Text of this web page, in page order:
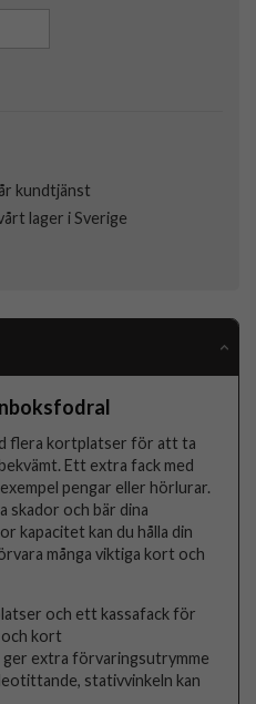
kundtjänst
lager i Sverige
flera kortplatser för att ta
Ett extra fack med
pengar eller hörlurar.
skador och bär dina
kapacitet kan du hålla din
många viktiga kort och
och ett kassafack för
kort
extra förvaringsutrymme
stativvinkeln kan